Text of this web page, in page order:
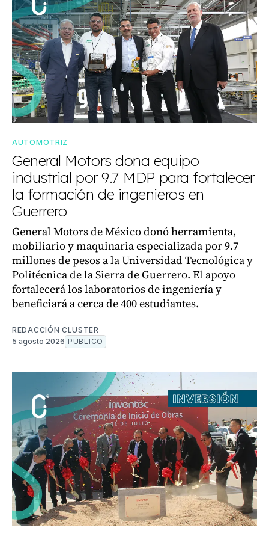
AUTOMOTRIZ
General Motors dona equipo
industrial por 9.7 MDP para fortalecer
la formación de ingenieros en
Guerrero
General Motors de México donó herramienta,
mobiliario y maquinaria especializada por 9.7
millones de pesos a la Universidad Tecnológica y
Politécnica de la Sierra de Guerrero. El apoyo
fortalecerá los laboratorios de ingeniería y
beneficiará a cerca de 400 estudiantes.
REDACCIÓN CLUSTER
5 agosto 2026 PÚBLICO